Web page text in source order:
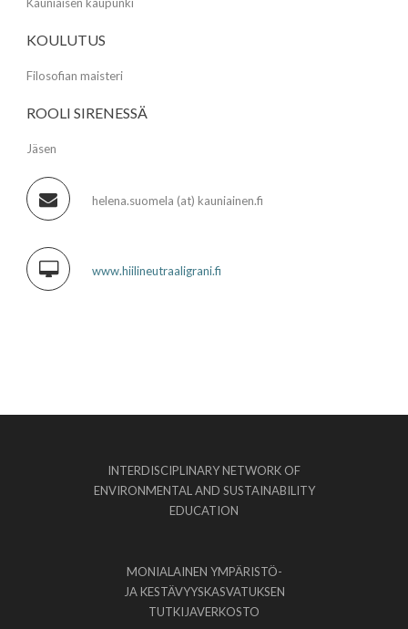
Kauniaisen kaupunki
KOULUTUS
Filosofian maisteri
ROOLI SIRENESSÄ
Jäsen
helena.suomela (at) kauniainen.fi
www.hiilineutraaligrani.fi
INTERDISCIPLINARY NETWORK OF
ENVIRONMENTAL AND SUSTAINABILITY
EDUCATION
MONIALAINEN YMPÄRISTÖ-
JA KESTÄVYYSKASVATUKSEN
TUTKIJAVERKOSTO